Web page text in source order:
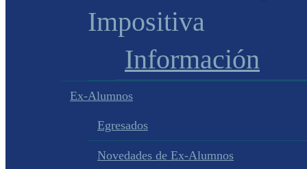
Impositiva
Información
Ex-Alumnos
Egresados
Novedades de Ex-Alumnos